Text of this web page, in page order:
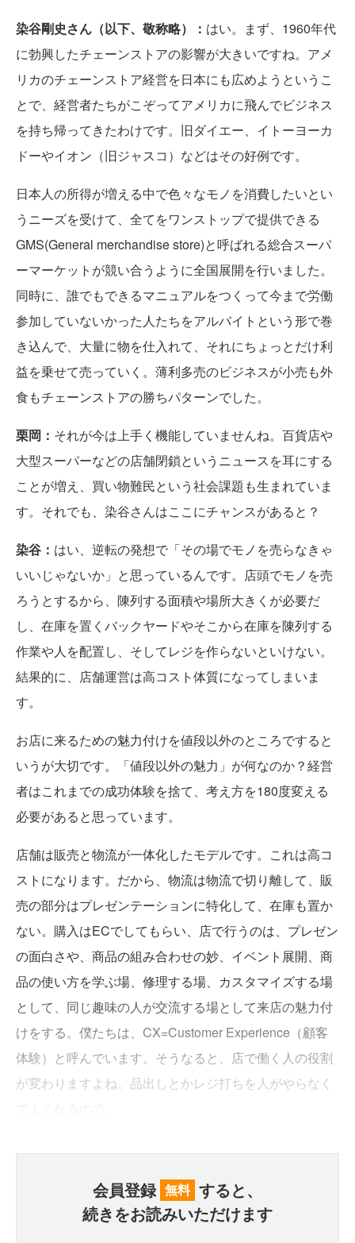
染谷剛史さん（以下、敬称略）： はい。まず、1960年代
に勃興したチェーンストアの影響が大きいですね。アメ
リカのチェーンストア経営を日本にも広めようというこ
とで、経営者たちがこぞってアメリカに飛んでビジネス
を持ち帰ってきたわけです。旧ダイエー、イトーヨーカ
ドーやイオン（旧ジャスコ）などはその好例です。
日本人の所得が増える中で色々なモノを消費したいとい
うニーズを受けて、全てをワンストップで提供できる
GMS(General merchandise store)と呼ばれる総合スーパ
ーマーケットが競い合うように全国展開を行いました。
同時に、誰でもできるマニュアルをつくって今まで労働
参加していないかった人たちをアルバイトという形で巻
き込んで、大量に物を仕入れて、それにちょっとだけ利
益を乗せて売っていく。薄利多売のビジネスが小売も外
食もチェーンストアの勝ちパターンでした。
栗岡： それが今は上手く機能していませんね。百貨店や
大型スーパーなどの店舗閉鎖というニュースを耳にする
ことが増え、買い物難民という社会課題も生まれていま
す。それでも、染谷さんはここにチャンスがあると？
染谷： はい、逆転の発想で「その場でモノを売らなきゃ
いいじゃないか」と思っているんです。店頭でモノを売
ろうとするから、陳列する面積や場所大きくが必要だ
し、在庫を置くバックヤードやそこから在庫を陳列する
作業や人を配置し、そしてレジを作らないといけない。
結果的に、店舗運営は高コスト体質になってしまいま
す。
お店に来るための魅力付けを値段以外のところですると
いうが大切です。「値段以外の魅力」が何なのか？経営
者はこれまでの成功体験を捨て、考え方を180度変える
必要があると思っています。
店舗は販売と物流が一体化したモデルです。これは高コ
ストになります。だから、物流は物流で切り離して、販
売の部分はプレゼンテーションに特化して、在庫も置か
ない。購入はECでしてもらい、店で行うのは、プレゼン
の面白さや、商品の組み合わせの妙、イベント展開、商
品の使い方を学ぶ場、修理する場、カスタマイズする場
として、同じ趣味の人が交流する場として来店の魅力付
けをする。僕たちは、CX=Customer Experience（顧客
体験）と呼んでいます。そうなると、店で働く人の役割
が変わりますよね。品出しとかレジ打ちを人がやらなく
会員登録 無料 すると、
続きをお読みいただけます